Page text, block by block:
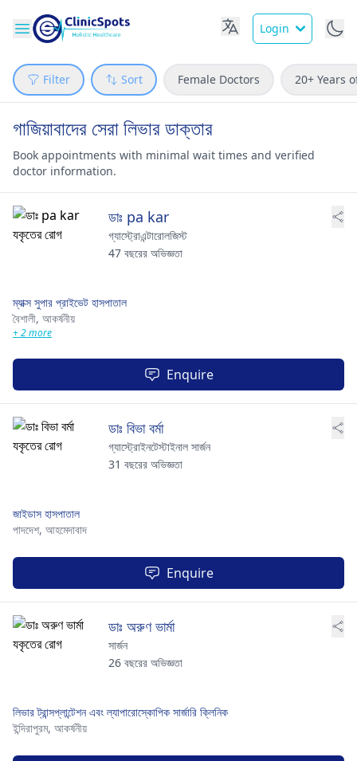
Login
Filter Sort Female Doctors 20+ Years
গাজিয়াবাদের সেরা লিভার ডাক্তার
Book appointments with minimal wait times and verified
doctor information.
ডাঃ pa kar
গ্যাস্ট্রোএন্টারোলজিস্ট
47 বছরের অভিজ্ঞতা
ম্যাক্স সুপার প্রাইভেট হাসপাতাল
বৈশালী, আকর্ষনীয়
+ 2 more
Enquire
ডাঃ বিভা বর্মা
গ্যাস্ট্রোইনটেস্টাইনাল সার্জন
31 বছরের অভিজ্ঞতা
জাইডাস হাসপাতাল
পাদদেশ, আহমেদাবাদ
Enquire
ডাঃ অরুণ ভার্মা
সার্জন
26 বছরের অভিজ্ঞতা
লিভার ট্রান্সপ্লান্টেশন এবং ল্যাপারোস্কোপিক সার্জারি ক্লিনিক
ইন্দিরাপুরম, আকর্ষনীয়